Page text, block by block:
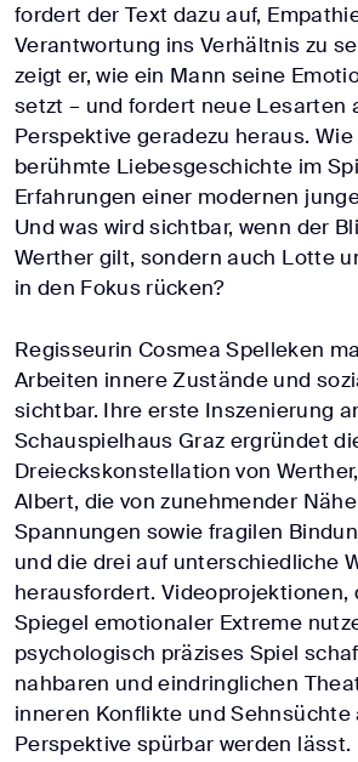
fordert der Text dazu auf,
Verantwortung ins Verhältnis zu
zeigt er, wie ein Mann seine
setzt – und fordert neue Lesarten
Perspektive geradezu heraus.
berühmte Liebesgeschichte im
Erfahrungen einer modernen
Und was wird sichtbar, wenn der
Werther gilt, sondern auch Lotte
in den Fokus rücken?
Regisseurin Cosmea Spelleken
Arbeiten innere Zustände und
sichtbar. Ihre erste Inszenierung
Schauspielhaus Graz ergründet
Dreieckskonstellation von
Albert, die von zunehmender
Spannungen sowie fragilen
und die drei auf unterschiedliche
herausfordert. Videoprojektionen,
Spiegel emotionaler Extreme
psychologisch präzises Spiel
nahbaren und eindringlichen
inneren Konflikte und Sehnsüchte
Perspektive spürbar werden lässt.